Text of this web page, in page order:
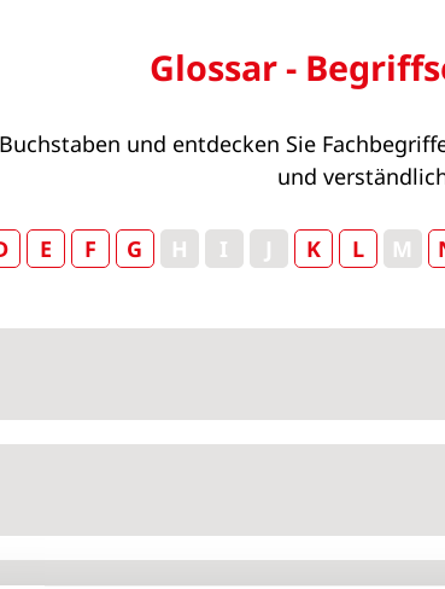
Glossar -
und entdecken Sie
und
E F G H I J K L M